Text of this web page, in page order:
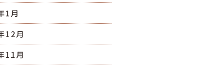
1月
12月
11月